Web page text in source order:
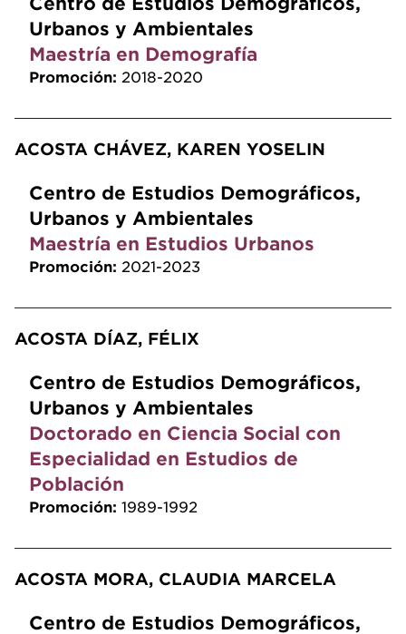
Urbanos y Ambientales
Maestría en Demografía
Promoción: 2018-2020
ACOSTA CHÁVEZ, KAREN YOSELIN
Centro de Estudios Demográficos,
Urbanos y Ambientales
Maestría en Estudios Urbanos
Promoción: 2021-2023
ACOSTA DÍAZ, FÉLIX
Centro de Estudios Demográficos,
Urbanos y Ambientales
Doctorado en Ciencia Social con
Especialidad en Estudios de
Población
Promoción: 1989-1992
ACOSTA MORA, CLAUDIA MARCELA
Centro de Estudios Demográficos,